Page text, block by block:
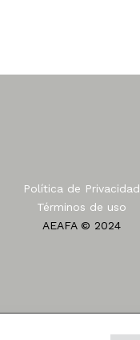
Política de Privacidad
Términos de uso
AEAFA © 2024